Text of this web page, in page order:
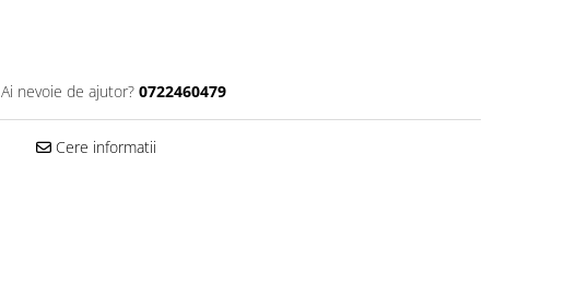
Ai nevoie de ajutor? 0722460479
Cere informatii